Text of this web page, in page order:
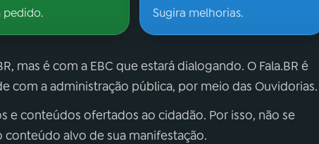
pedido. Sugira melhorias.
mas é com a EBC que estará dialogando. O Fala.BR é
com a administração pública, por meio das Ouvidorias.
e conteúdos ofertados ao cidadão. Por isso, não se
alvo de sua manifestação.